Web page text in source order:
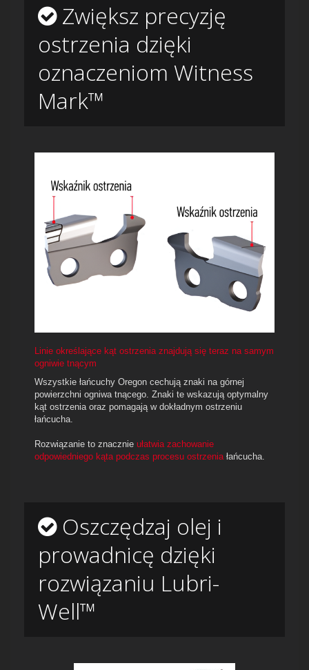
Zwiększ precyzję
ostrzenia dzięki
oznaczeniom Witness
Mark™
Linie określające kąt ostrzenia znajdują się teraz na samym
ogniwie tnącym
Wszystkie łańcuchy Oregon cechują znaki na górnej
powierzchni ogniwa tnącego. Znaki te wskazują optymalny
kąt ostrzenia oraz pomagają w dokładnym ostrzeniu
łańcucha.
Rozwiązanie to znacznie ułatwia zachowanie
odpowiedniego kąta podczas procesu ostrzeniałańcucha.
Oszczędzaj olej i
prowadnicę dzięki
rozwiązaniu Lubri-
Well™